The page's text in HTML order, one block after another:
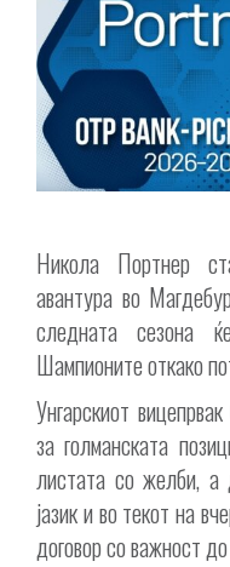
Никола Портнер
авантура во
следната
Шампионите откако
Унгарскиот
за голманската
листата со желби, а
јазик и во текот на
договор со важност